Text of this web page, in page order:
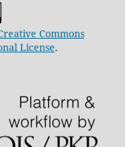
Commons
License.